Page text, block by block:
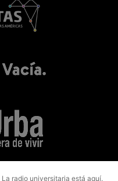
La radio universitaria está aquí.